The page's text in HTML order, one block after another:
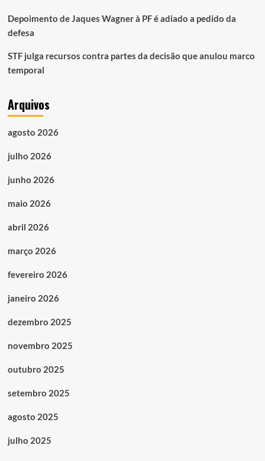
Depoimento de Jaques Wagner à PF é adiado a pedido da
defesa
STF julga recursos contra partes da decisão que anulou marco
temporal
Arquivos
agosto 2026
julho 2026
junho 2026
maio 2026
abril 2026
março 2026
fevereiro 2026
janeiro 2026
dezembro 2025
novembro 2025
outubro 2025
setembro 2025
agosto 2025
julho 2025